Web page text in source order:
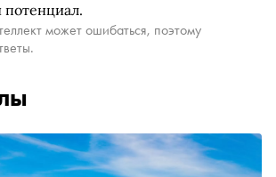
может ошибаться, поэтому